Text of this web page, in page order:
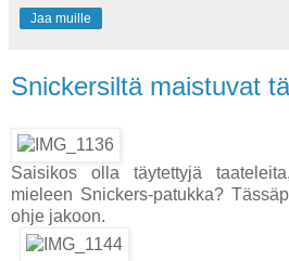
Jaa muille
Snickersiltä maistuvat
Saisikos olla täytettyjä
mieleen Snickers-patukka?
ohje jakoon.